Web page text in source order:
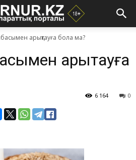
арықтауға бола ма?
арықтауға
0
6 164